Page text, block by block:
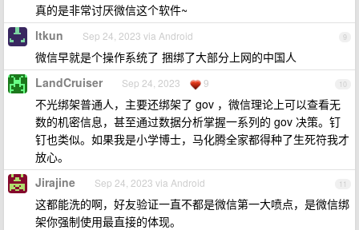
真的是非常讨厌微信这个软件~
9
ltkun Sep 24, 2023 via Android
微信早就是个操作系统了 捆绑了大部分上网的中国人
10
LandCruiser Sep 24, 2023 9
不光绑架普通人，主要还绑架了 gov ，微信理论上可以查看无
数的机密信息，甚至通过数据分析掌握一系列的 gov 决策。钉
钉也类似。如果我是小学博士，马化腾全家都得种了生死符我才
放心。
11
Jirajine Sep 24, 2023 via Android
这都能洗的啊，好友验证一直不都是微信第一大喷点，是微信绑
架你强制使用最直接的体现。